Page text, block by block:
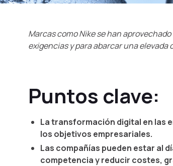
Marcas como Nike se han
exigencias y para abarcar una elevada
Puntos clave:
La transformación digital en las
los objetivos empresariales.
Las compañías pueden estar al
competencia y reducir costes,